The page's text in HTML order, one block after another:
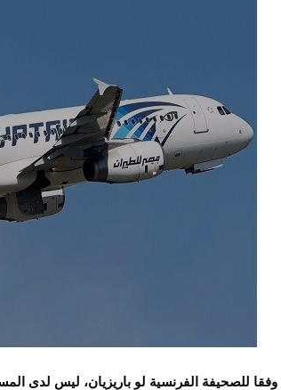
وفقا للصحيفة الفرنسية لو باريزيان، ليس لدى